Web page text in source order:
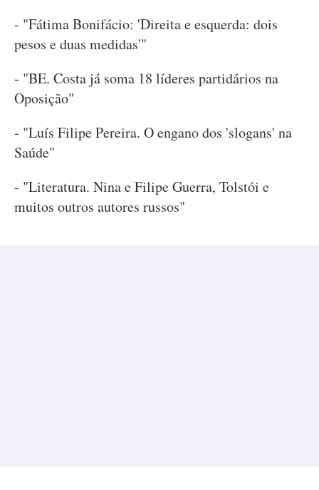
- "Fátima Bonifácio: 'Direita e esquerda: dois
pesos e duas medidas'"
- "BE. Costa já soma 18 líderes partidários na
Oposição"
- "Luís Filipe Pereira. O engano dos 'slogans' na
Saúde"
- "Literatura. Nina e Filipe Guerra, Tolstói e
muitos outros autores russos"